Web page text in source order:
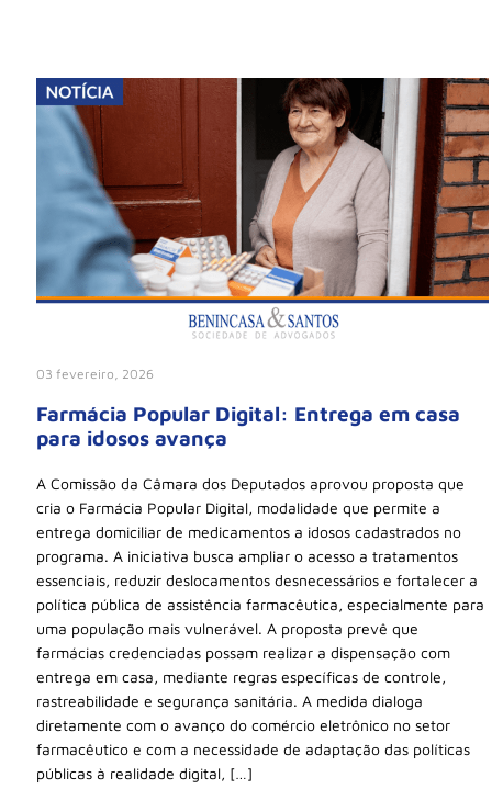
03 fevereiro, 2026
Farmácia Popular Digital: Entrega em casa
para idosos avança
A Comissão da Câmara dos Deputados aprovou proposta que
cria o Farmácia Popular Digital, modalidade que permite a
entrega domiciliar de medicamentos a idosos cadastrados no
programa. A iniciativa busca ampliar o acesso a tratamentos
essenciais, reduzir deslocamentos desnecessários e fortalecer a
política pública de assistência farmacêutica, especialmente para
uma população mais vulnerável. A proposta prevê que
farmácias credenciadas possam realizar a dispensação com
entrega em casa, mediante regras específicas de controle,
rastreabilidade e segurança sanitária. A medida dialoga
diretamente com o avanço do comércio eletrônico no setor
farmacêutico e com a necessidade de adaptação das políticas
públicas à realidade digital, […]